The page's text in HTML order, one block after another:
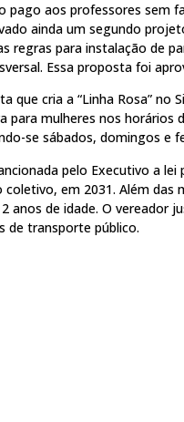
aos professores sem
ainda um segundo
regras para instalação de
Essa proposta foi
que cria a “Linha Rosa” no
para mulheres nos horários
se sábados, domingos e
pelo Executivo a
em 2031. Além das
anos de idade. O vereador
de transporte público.